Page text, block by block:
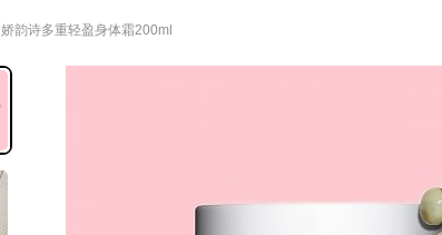
娇韵诗多重轻盈身体霜200ml